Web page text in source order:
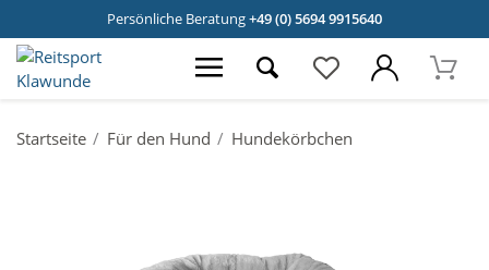
Persönliche Beratung+49 (0) 5694 9915640
Startseite Für den Hund Hundekörbchen